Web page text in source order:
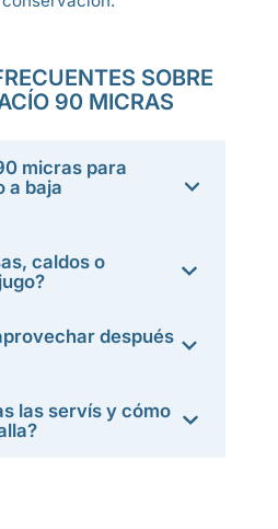
SOBRE
90 MICRAS
micras para
a baja
caldos o
después
las servís y cómo